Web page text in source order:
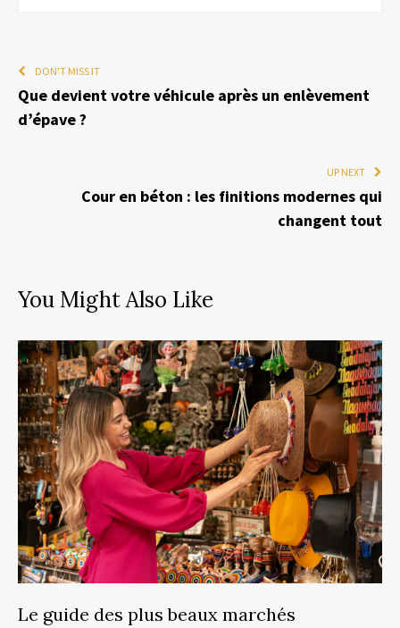
DON'T MISS IT
Que devient votre véhicule après un enlèvement
d’épave ?
UP NEXT
Cour en béton : les finitions modernes qui
changent tout
You Might Also Like
Le guide des plus beaux marchés